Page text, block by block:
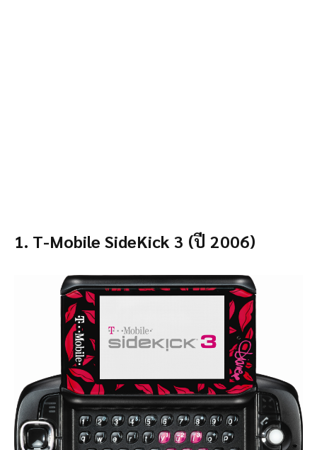
1. T-Mobile SideKick 3 (ปี 2006)